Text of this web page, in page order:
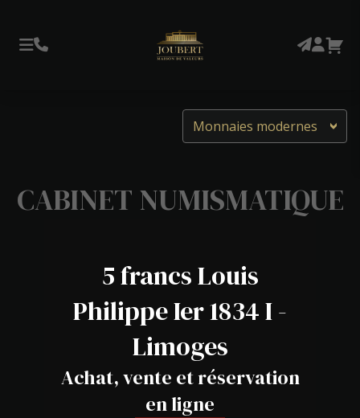
CABINET NUMISMATIQUE
Monnaies modernes
5 francs Louis
Philippe Ier 1834 I -
Limoges
Achat, vente et réservation
en ligne